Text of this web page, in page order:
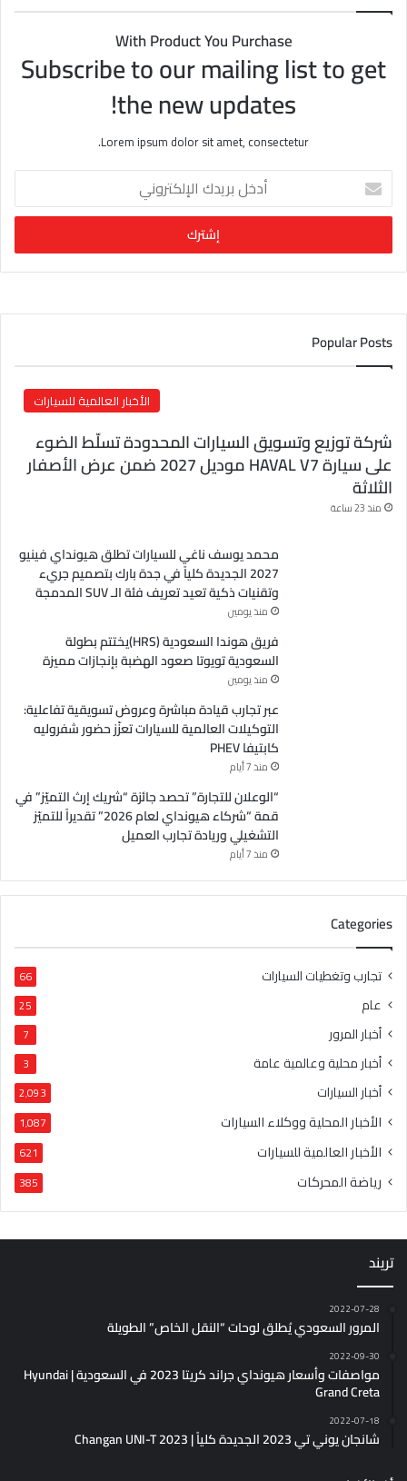
With Product You Purchase
Subscribe to our mailing list to get
the new updates!
Lorem ipsum dolor sit amet, consectetur.
خ
ب
ر
د
ا
ل
ت
ر
و
ن
Popular Posts
الأخبار العالمية للسيارات
شركة توزيع وتسويق السيارات المحدودة تسلّط الضوء
على سيارة HAVAL V7 موديل 2027 ضمن عرض الأصفار
الثلاثة
منذ 23 ساعة
محمد يوسف ناغي للسيارات تطلق هيونداي فينيو
2027 الجديدة كلياً في جدة بارك بتصميم جريء
وتقنيات ذكية تعيد تعريف فئة الـ SUV المدمجة
منذ يومين
فريق هوندا السعودية (HRS)يختتم بطولة
السعودية تويوتا صعود الهضبة بإنجازات مميزة
منذ يومين
عبر تجارب قيادة مباشرة وعروض تسويقية تفاعلية:
التوكيلات العالمية للسيارات تعزّز حضور شفروليه
كابتيفا PHEV
منذ 7 أيام
“الوعلان للتجارة” تحصد جائزة “شريك إرث التميّز” في
قمة “شركاء هيونداي لعام 2026” تقديراً للتميّز
التشغيلي وريادة تجارب العميل
منذ 7 أيام
Categories
تجارب وتغطيات السيارات 66
عام 25
أخبار المرور 7
أخبار محلية وعالمية عامة 3
أخبار السيارات 2٬093
الأخبار المحلية ووكلاء السيارات 1٬087
الأخبار العالمية للسيارات 621
رياضة المحركات 385
تريند
2022-07-28
المرور السعودي يُطلق لوحات “النقل الخاص” الطويلة
2022-09-30
مواصفات وأسعار هيونداي جراند كريتا 2023 في السعودية | Hyundai
Grand Creta
2022-07-18
شانجان يوني تي 2023 الجديدة كلياً | Changan UNI-T 2023